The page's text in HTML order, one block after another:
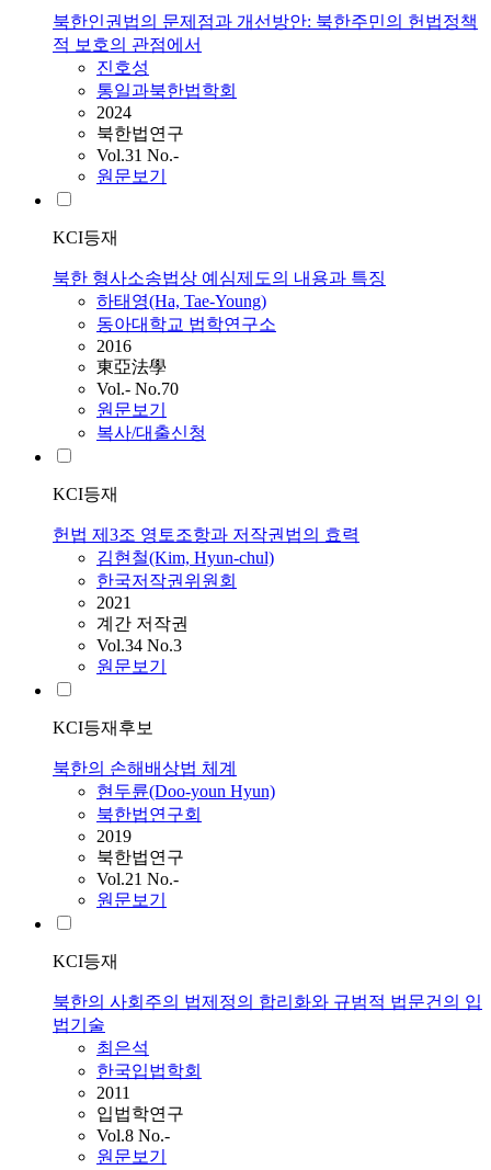
북한인권법의 문제점과 개선방안: 북한주민의 헌법정책
적 보호의 관점에서
진호성
통일과북한법학회
2024
북한법연구
Vol.31 No.-
원문보기
KCI등재
북한 형사소송법상 예심제도의 내용과 특징
하태영(Ha, Tae-Young)
동아대학교 법학연구소
2016
東亞法學
Vol.- No.70
원문보기
복사/대출신청
KCI등재
헌법 제3조 영토조항과 저작권법의 효력
김현철(Kim, Hyun-chul)
한국저작권위원회
2021
계간 저작권
Vol.34 No.3
원문보기
KCI등재후보
북한의 손해배상법 체계
현두륜(Doo-youn Hyun)
북한법연구회
2019
북한법연구
Vol.21 No.-
원문보기
KCI등재
북한의 사회주의 법제정의 합리화와 규범적 법문건의 입
법기술
최은석
한국입법학회
2011
입법학연구
Vol.8 No.-
원문보기